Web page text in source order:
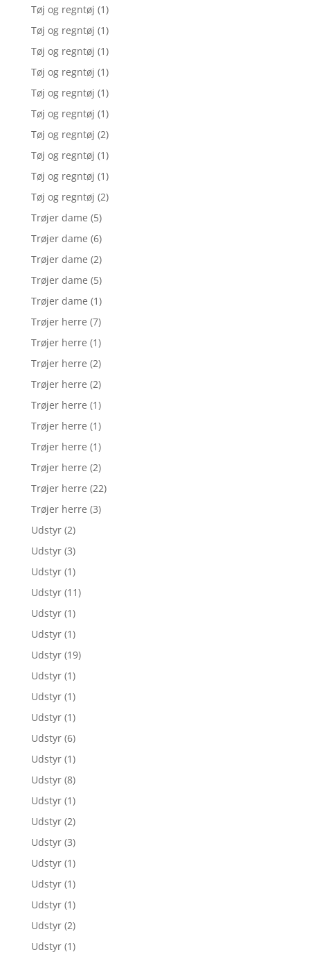
Tøj og regntøj (1)
Tøj og regntøj (1)
Tøj og regntøj (1)
Tøj og regntøj (1)
Tøj og regntøj (1)
Tøj og regntøj (1)
Tøj og regntøj (2)
Tøj og regntøj (1)
Tøj og regntøj (1)
Tøj og regntøj (2)
Trøjer dame (5)
Trøjer dame (6)
Trøjer dame (2)
Trøjer dame (5)
Trøjer dame (1)
Trøjer herre (7)
Trøjer herre (1)
Trøjer herre (2)
Trøjer herre (2)
Trøjer herre (1)
Trøjer herre (1)
Trøjer herre (1)
Trøjer herre (2)
Trøjer herre (22)
Trøjer herre (3)
Udstyr (2)
Udstyr (3)
Udstyr (1)
Udstyr (11)
Udstyr (1)
Udstyr (1)
Udstyr (19)
Udstyr (1)
Udstyr (1)
Udstyr (1)
Udstyr (6)
Udstyr (1)
Udstyr (8)
Udstyr (1)
Udstyr (2)
Udstyr (3)
Udstyr (1)
Udstyr (1)
Udstyr (1)
Udstyr (2)
Udstyr (1)